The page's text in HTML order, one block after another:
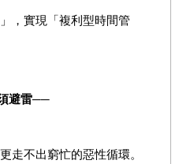
，實現「複利型時間管
避雷──
走不出窮忙的惡性循環。